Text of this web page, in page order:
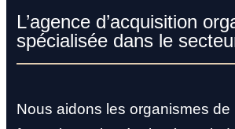
L’agence d’acquisition
spécialisée dans le
Nous aidons les organismes de